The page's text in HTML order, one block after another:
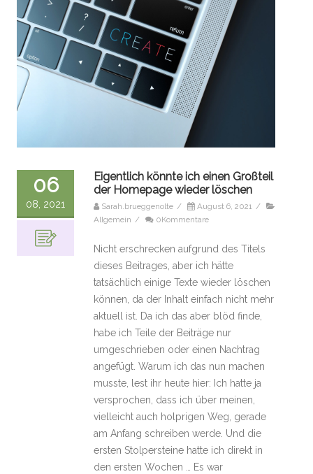
06
08, 2021
Eigentlich könnte ich einen Großteil
der Homepage wieder löschen
Sarah.brueggenolte / August 6, 2021 /
Allgemein / 0Kommentare
Nicht erschrecken aufgrund des Titels
dieses Beitrages, aber ich hätte
tatsächlich einige Texte wieder löschen
können, da der Inhalt einfach nicht mehr
aktuell ist. Da ich das aber blöd finde,
habe ich Teile der Beiträge nur
umgeschrieben oder einen Nachtrag
angefügt. Warum ich das nun machen
musste, lest ihr heute hier: Ich hatte ja
versprochen, dass ich über meinen,
vielleicht auch holprigen Weg, gerade
am Anfang schreiben werde. Und die
ersten Stolpersteine hatte ich direkt in
den ersten Wochen … Es war